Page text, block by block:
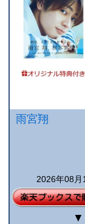
雨宮翔
2026年08月